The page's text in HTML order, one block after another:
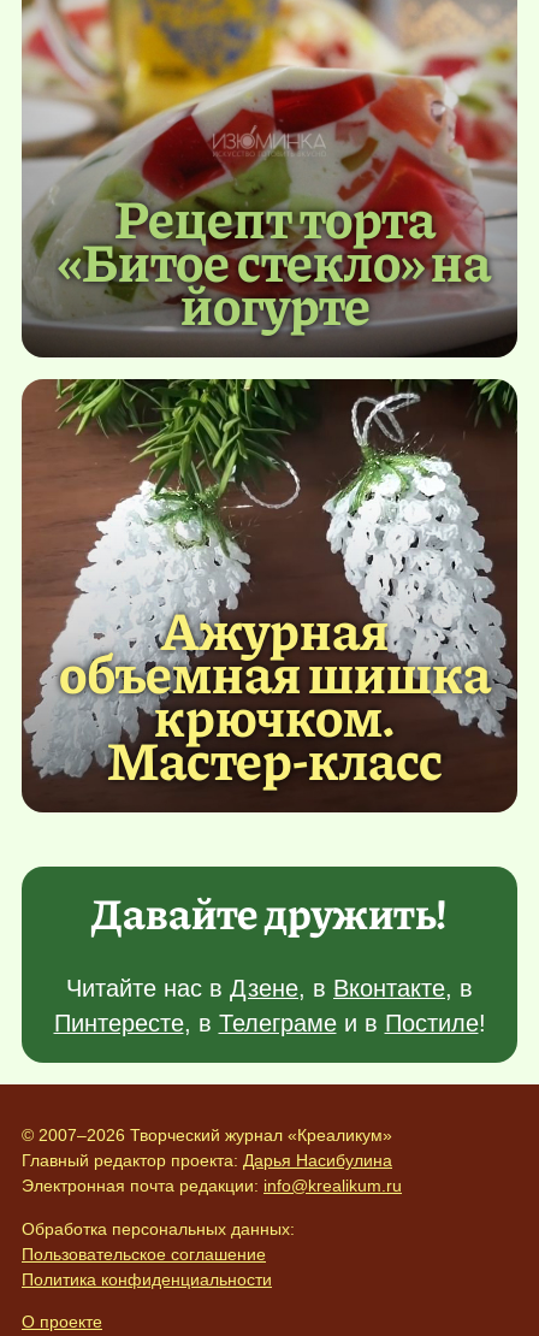
Рецепт торта
«Битое стекло» на
йогурте
Ажурная
объемная шишка
крючком.
Мастер-класс
Давайте дружить!
Читайте нас в Дзене, в Вконтакте, в
Пинтересте, в Телеграмеи в Постиле!
© 2007–2026 Творческий журнал «Креаликум»
Главный редактор проекта: Дарья Насибулина
Электронная почта редакции: info@krealikum.ru
Обработка персональных данных:
Пользовательское соглашение
Политика конфиденциальности
О проекте